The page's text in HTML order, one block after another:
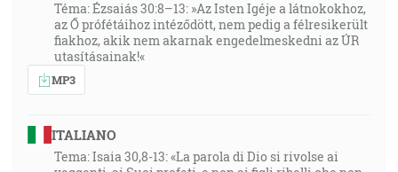
Téma: Ézsaiás 30:8–13: »Az Isten Igéje a látnokokhoz,
az Ő prófétáihoz intéződött, nem pedig a félresikerült
fiakhoz, akik nem akarnak engedelmeskedni az ÚR
utasításainak!«
MP3
ITALIANO
Tema: Isaia 30,8-13: «La parola di Dio si rivolse ai